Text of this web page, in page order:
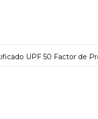
UPF 50 Factor de